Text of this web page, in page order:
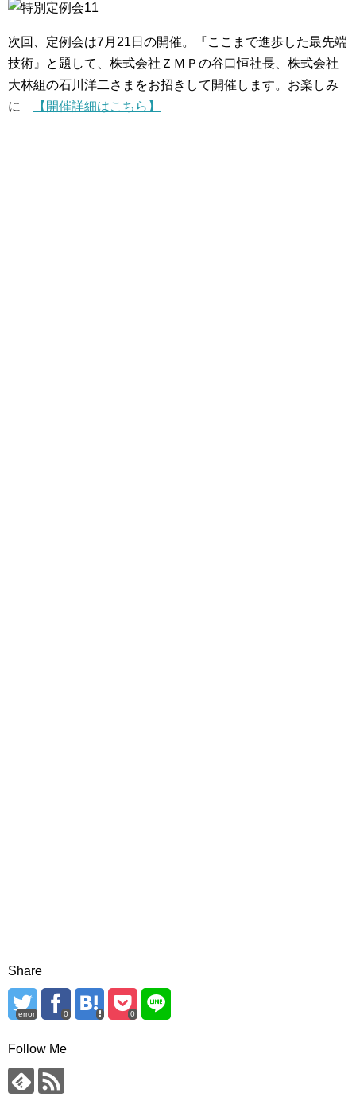
次回、定例会は7月21日の開催。『ここまで進歩した最先端
技術』と題して、株式会社ＺＭＰの谷口恒社長、株式会社
大林組の石川洋二さまをお招きして開催します。お楽しみ
に
【開催詳細はこちら】
Share
error 0 0
Follow Me